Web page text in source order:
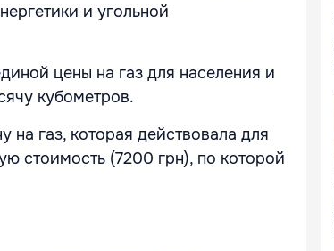
и угольной
цены на газ для населения и
кубометров.
на газ, которая действовала для
стоимость (7200 грн), по которой